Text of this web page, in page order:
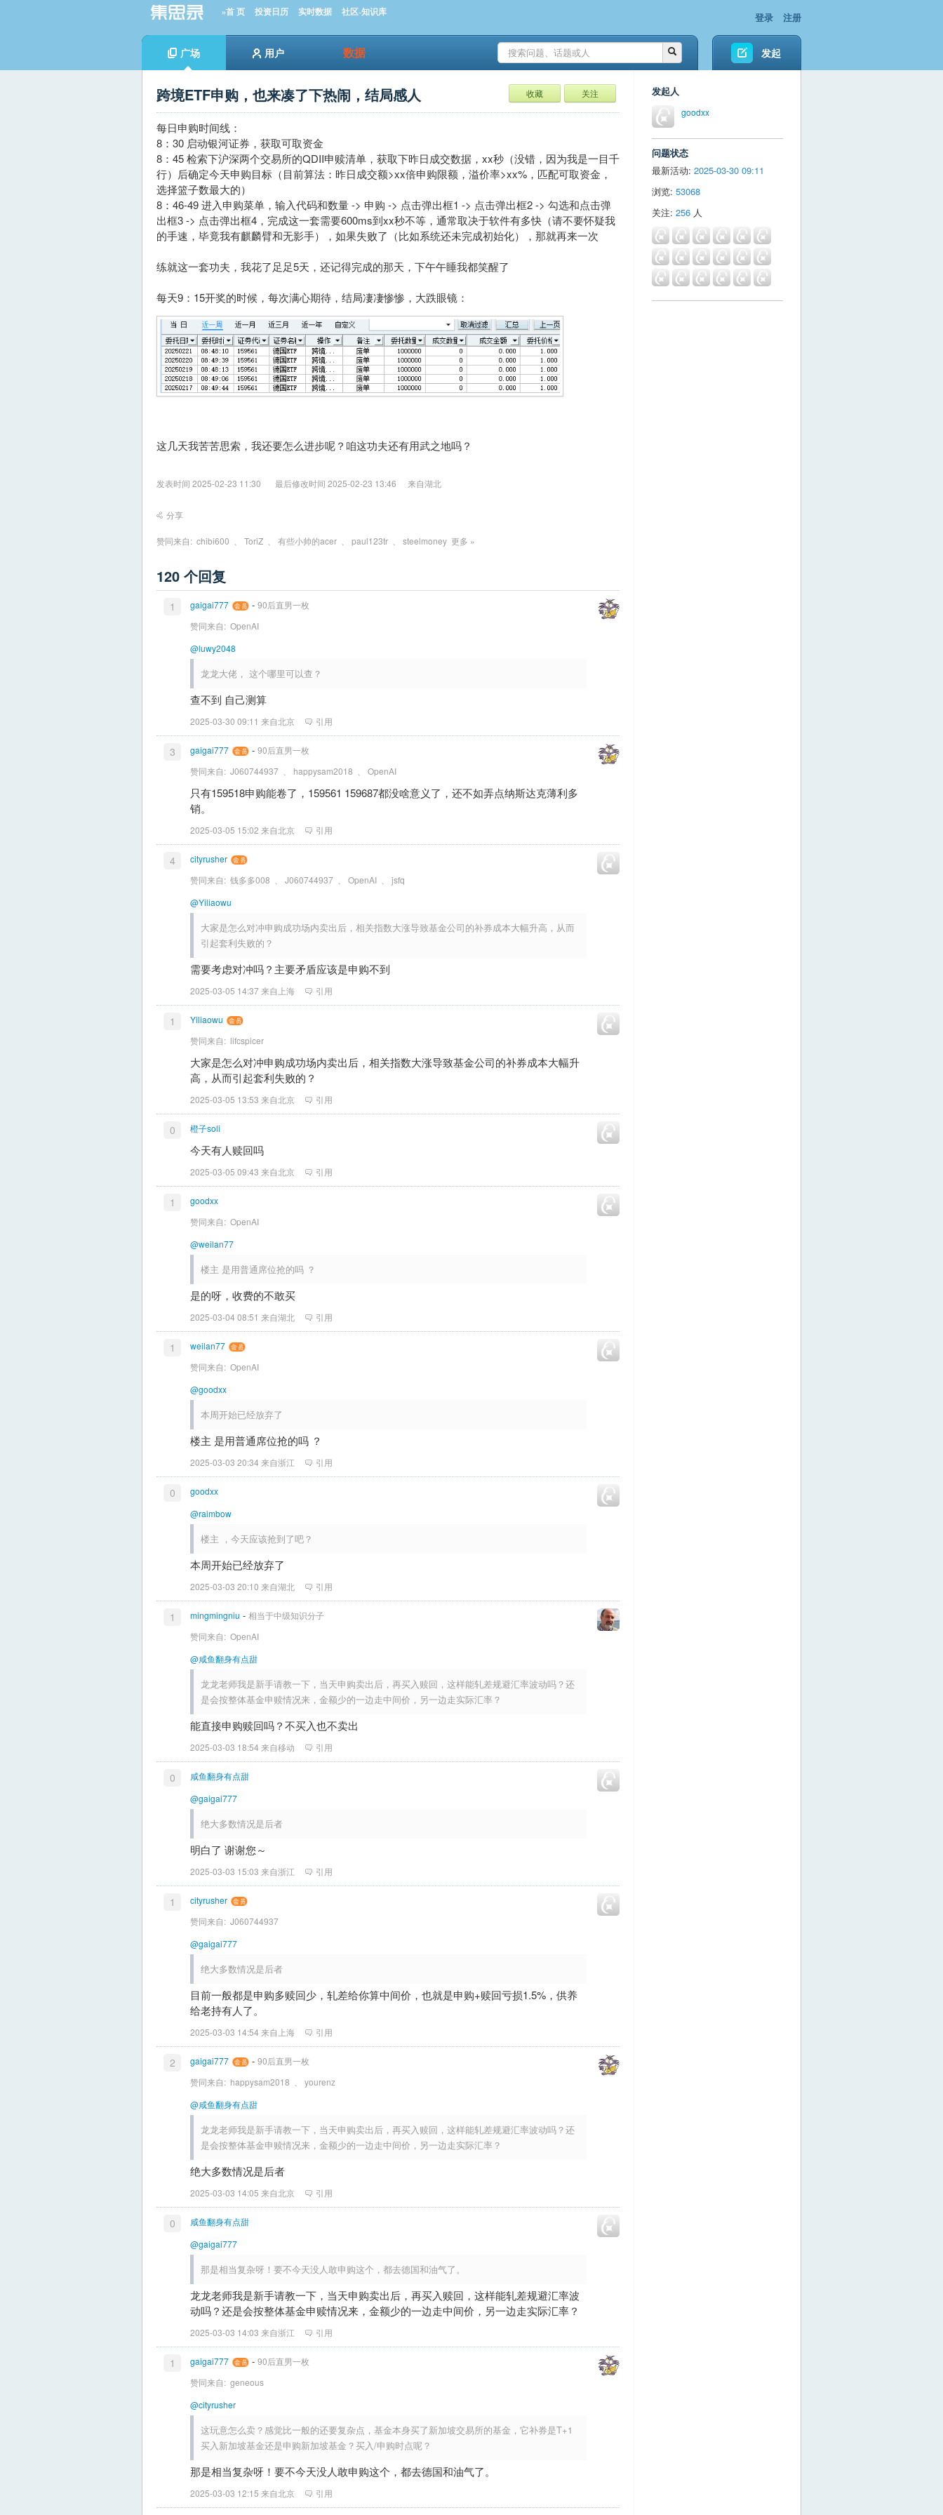
»首 页 投资日历 实时数据 社区-知识库 登录 注册
广场 用户 数据 发起
跨境ETF申购，也来凑了下热闹，结局感人 收藏 关注
每日申购时间线：
8：30 启动银河证券，获取可取资金
8：45 检索下沪深两个交易所的QDII申赎清单，获取下昨日成交数据，xx秒（没错，因为我是一目千
行）后确定今天申购目标（目前算法：昨日成交额>xx倍申购限额，溢价率>xx%，匹配可取资金，
选择篮子数最大的）
8：46-49 进入申购菜单，输入代码和数量 -> 申购 -> 点击弹出框1 -> 点击弹出框2 -> 勾选和点击弹
出框3 -> 点击弹出框4，完成这一套需要600ms到xx秒不等，通常取决于软件有多快（请不要怀疑我
的手速，毕竟我有麒麟臂和无影手），如果失败了（比如系统还未完成初始化），那就再来一次
练就这一套功夫，我花了足足5天，还记得完成的那天，下午午睡我都笑醒了
每天9：15开奖的时候，每次满心期待，结局凄凄惨惨，大跌眼镜：
这几天我苦苦思索，我还要怎么进步呢？咱这功夫还有用武之地吗？
发表时间 2025-02-23 11:30 最后修改时间 2025-02-23 13:46 来自湖北
分享
赞同来自: chibi600 ToriZ 有些小帅的acer paul123tr steelmoney 更多 »
120 个回复
1 gaigai777 - 90后直男一枚
赞同来自: OpenAI
@luwy2048
龙龙大佬， 这个哪里可以查？
查不到 自己测算
2025-03-30 09:11 来自北京 引用
3 gaigai777 - 90后直男一枚
赞同来自: J060744937 happysam2018 OpenAI
只有159518申购能卷了，159561 159687都没啥意义了，还不如弄点纳斯达克薄利多
销。
2025-03-05 15:02 来自北京 引用
4
cityrusher
赞同来自: 钱多多008 J060744937 OpenAI
jsfq
@Yiliaowu
大家是怎么对冲申购成功场内卖出后，相关指数大涨导致基金公司的补券成本大幅升高，从而
引起套利失败的？
需要考虑对冲吗？主要矛盾应该是申购不到
2025-03-05 14:37 来自上海 引用
1
Yiliaowu
赞同来自: lifcspicer
大家是怎么对冲申购成功场内卖出后，相关指数大涨导致基金公司的补券成本大幅升
高，从而引起套利失败的？
2025-03-05 13:53 来自北京 引用
0 橙子soli
今天有人赎回吗
2025-03-05 09:43 来自北京 引用
1
goodxx
赞同来自: OpenAI
@weilan77
楼主 是用普通席位抢的吗 ？
是的呀，收费的不敢买
2025-03-04 08:51 来自湖北 引用
1
weilan77
赞同来自: OpenAI
@goodxx
本周开始已经放弃了
楼主 是用普通席位抢的吗 ？
2025-03-03 20:34 来自浙江 引用
0
goodxx
@raimbow
楼主 ，今天应该抢到了吧？
本周开始已经放弃了
2025-03-03 20:10 来自湖北 引用
1 mingmingniu - 相当于中级知识分子
赞同来自: OpenAI
@咸鱼翻身有点甜
龙龙老师我是新手请教一下，当天申购卖出后，再买入赎回，这样能轧差规避汇率波动吗？还
是会按整体基金申赎情况来，金额少的一边走中间价，另一边走实际汇率？
能直接申购赎回吗？不买入也不卖出
2025-03-03 18:54 来自移动 引用
0
咸鱼翻身有点甜
@gaigai777
绝大多数情况是后者
明白了 谢谢您～
2025-03-03 15:03 来自浙江 引用
1
cityrusher
赞同来自: J060744937
@gaigai777
绝大多数情况是后者
目前一般都是申购多赎回少，轧差给你算中间价，也就是申购+赎回亏损1.5%，供养
给老持有人了。
2025-03-03 14:54 来自上海 引用
2 gaigai777 - 90后直男一枚
赞同来自: happysam2018
yourenz
@咸鱼翻身有点甜
龙龙老师我是新手请教一下，当天申购卖出后，再买入赎回，这样能轧差规避汇率波动吗？还
是会按整体基金申赎情况来，金额少的一边走中间价，另一边走实际汇率？
绝大多数情况是后者
2025-03-03 14:05 来自北京 引用
0
咸鱼翻身有点甜
@gaigai777
那是相当复杂呀！要不今天没人敢申购这个，都去德国和油气了。
龙龙老师我是新手请教一下，当天申购卖出后，再买入赎回，这样能轧差规避汇率波
动吗？还是会按整体基金申赎情况来，金额少的一边走中间价，另一边走实际汇率？
2025-03-03 14:03 来自浙江 引用
1 gaigai777 - 90后直男一枚
赞同来自: geneous
@cityrusher
这玩意怎么卖？感觉比一般的还要复杂点，基金本身买了新加坡交易所的基金，它补券是T+1
买入新加坡基金还是申购新加坡基金？买入/申购时点呢？
那是相当复杂呀！要不今天没人敢申购这个，都去德国和油气了。
2025-03-03 12:15 来自北京 引用
发起人
goodxx
问题状态
最新活动: 2025-03-30 09:11
浏览: 53068
关注: 256 人